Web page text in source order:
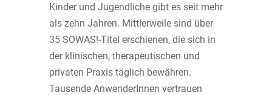
Kinder und Jugendliche gibt es seit mehr
als zehn Jahren. Mittlerweile sind über
35 SOWAS!-Titel erschienen, die sich in
der klinischen, therapeutischen und
privaten Praxis täglich bewähren.
Tausende AnwenderInnen vertrauen